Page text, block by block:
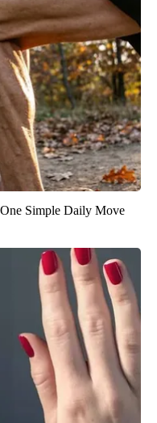
Simple Daily Move